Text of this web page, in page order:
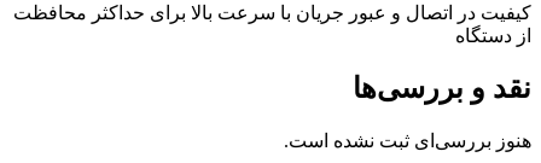
کیفیت در اتصال و عبور جریان با سرعت بالا برای حداکثر محافظت
از دستگاه
نقد و بررسی‌ها
هنوز بررسی‌ای ثبت نشده است.